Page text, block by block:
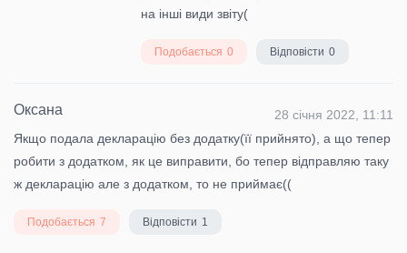
на інші види звіту(
Подобається 0 Відповісти 0
Оксана
28 січня 2022, 11:11
Якщо подала декларацію без додатку(її прийнято), а що тепер
робити з додатком, як це виправити, бо тепер відправляю таку
ж декларацію але з додатком, то не приймає((
Подобається 7 Відповісти 1